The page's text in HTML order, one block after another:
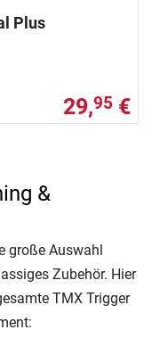
Plus
29,95 €
&
große Auswahl
Zubehör. Hier
TMX Trigger